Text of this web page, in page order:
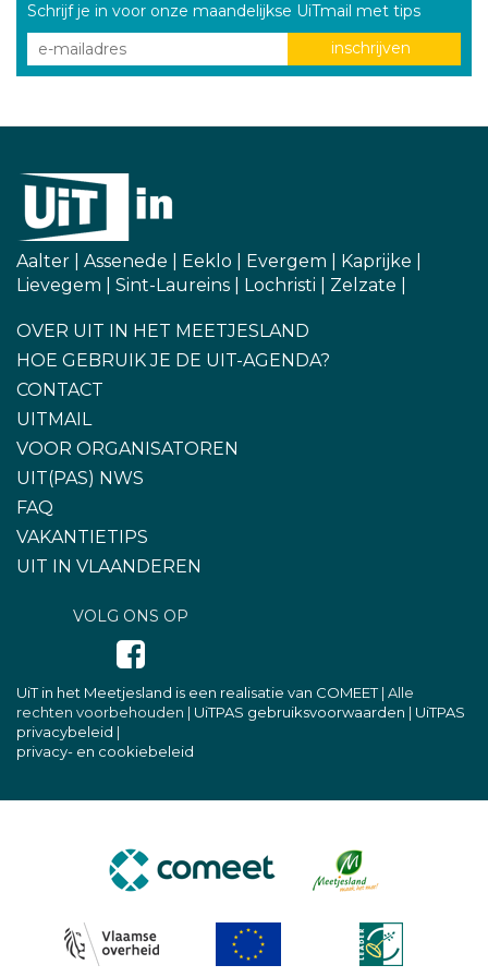
Schrijf je in voor onze maandelijkse UiTmail met tips
Aalter Assenede Eeklo Evergem Kaprijke
Lievegem
Sint-Laureins Lochristi Zelzate
OVER UIT IN HET MEETJESLAND
HOE GEBRUIK JE DE UIT-AGENDA?
CONTACT
UITMAIL
VOOR ORGANISATOREN
UIT(PAS) NWS
FAQ
VAKANTIETIPS
UIT IN VLAANDEREN
VOLG ONS OP
UiT in het Meetjesland is een realisatie van COMEET| Alle
rechten voorbehouden | UiTPAS gebruiksvoorwaarden | UiTPAS
privacybeleid |
privacy- en cookiebeleid